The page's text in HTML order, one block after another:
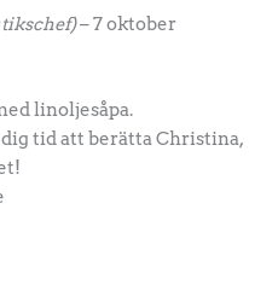
–7 oktober
linoljesåpa.
tid att berätta Christina,